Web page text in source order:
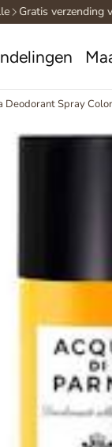
Gratis verzending
Deodorant Spray